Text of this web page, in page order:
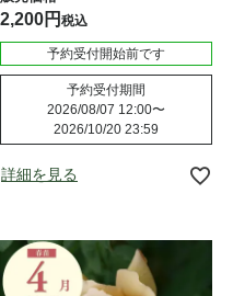
2,200 税込
予約受付開始前です
予約受付期間
2026/08/07 12:00〜
2026/10/20 23:59
詳細を見る